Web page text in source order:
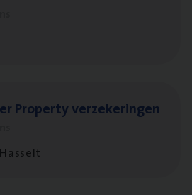
Pro­per­ty verzekeringen